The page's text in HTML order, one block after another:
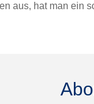
aus, hat man ein